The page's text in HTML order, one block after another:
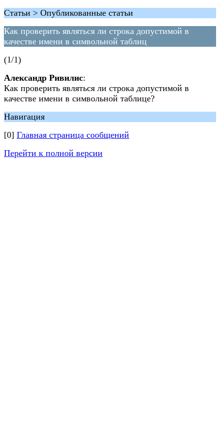
Статьи > Опубликованные статьи
Как проверить являться ли строка допустимой в
качестве имени в символьной таблиц
(1/1)
Александр Ривилис:
Как проверить являться ли строка допустимой в
качестве имени в символьной таблице?
Навигация
[0] Главная страница сообщений
Перейти к полной версии